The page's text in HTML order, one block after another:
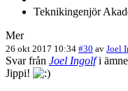
Teknikingenjör
Mer
26 okt 2017 10:34 #30 av Joel
Svar från Joel Ingolfi
Jippi!